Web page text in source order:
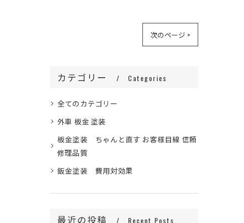
次のページ >
カテゴリー Categories
全てのカテゴリー
外車 板金 塗装
板金塗装 ちゃんと直す お客様目線 信頼
修理品質
鈑金塗装 費用対効果
最近の投稿 Recent Posts